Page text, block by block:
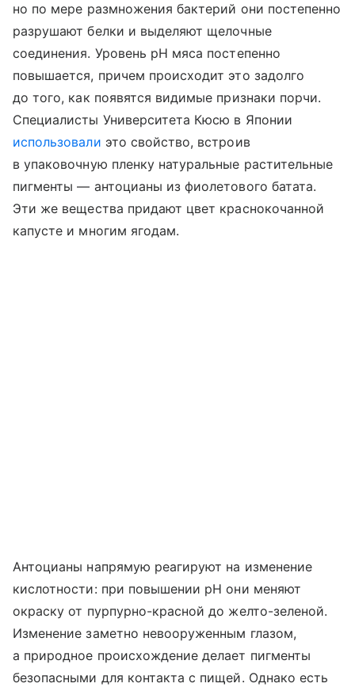
но по мере размножения бактерий они постепенно
разрушают белки и выделяют щелочные
соединения. Уровень pH мяса постепенно
повышается, причем происходит это задолго
до того, как появятся видимые признаки порчи.
Специалисты Университета Кюсю в Японии
использовали это свойство, встроив
в упаковочную пленку натуральные растительные
пигменты — антоцианы из фиолетового батата.
Эти же вещества придают цвет краснокочанной
капусте и многим ягодам.
Антоцианы напрямую реагируют на изменение
кислотности: при повышении pH они меняют
окраску от пурпурно-красной до желто-зеленой.
Изменение заметно невооруженным глазом,
а природное происхождение делает пигменты
безопасными для контакта с пищей. Однако есть